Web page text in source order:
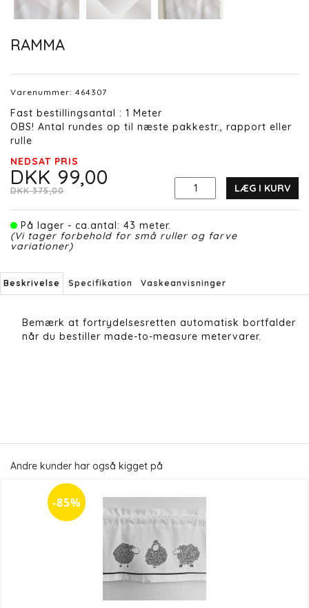
RAMMA
Varenummer: 464307
Fast bestillingsantal : 1 Meter
OBS! Antal rundes op til næste pakkestr., rapport eller
rulle
NEDSAT PRIS
DKK 99,00
DKK 375,00 LÆG I KURV
På lager - ca.antal: 43 meter.
(Vi tager forbehold for små ruller og farve
variationer)
Beskrivelse Specifikation Vaskeanvisninger
Bemærk at fortrydelsesretten automatisk bortfalder
når du bestiller made-to-measure metervarer.
Andre kunder har også kigget på
-85%